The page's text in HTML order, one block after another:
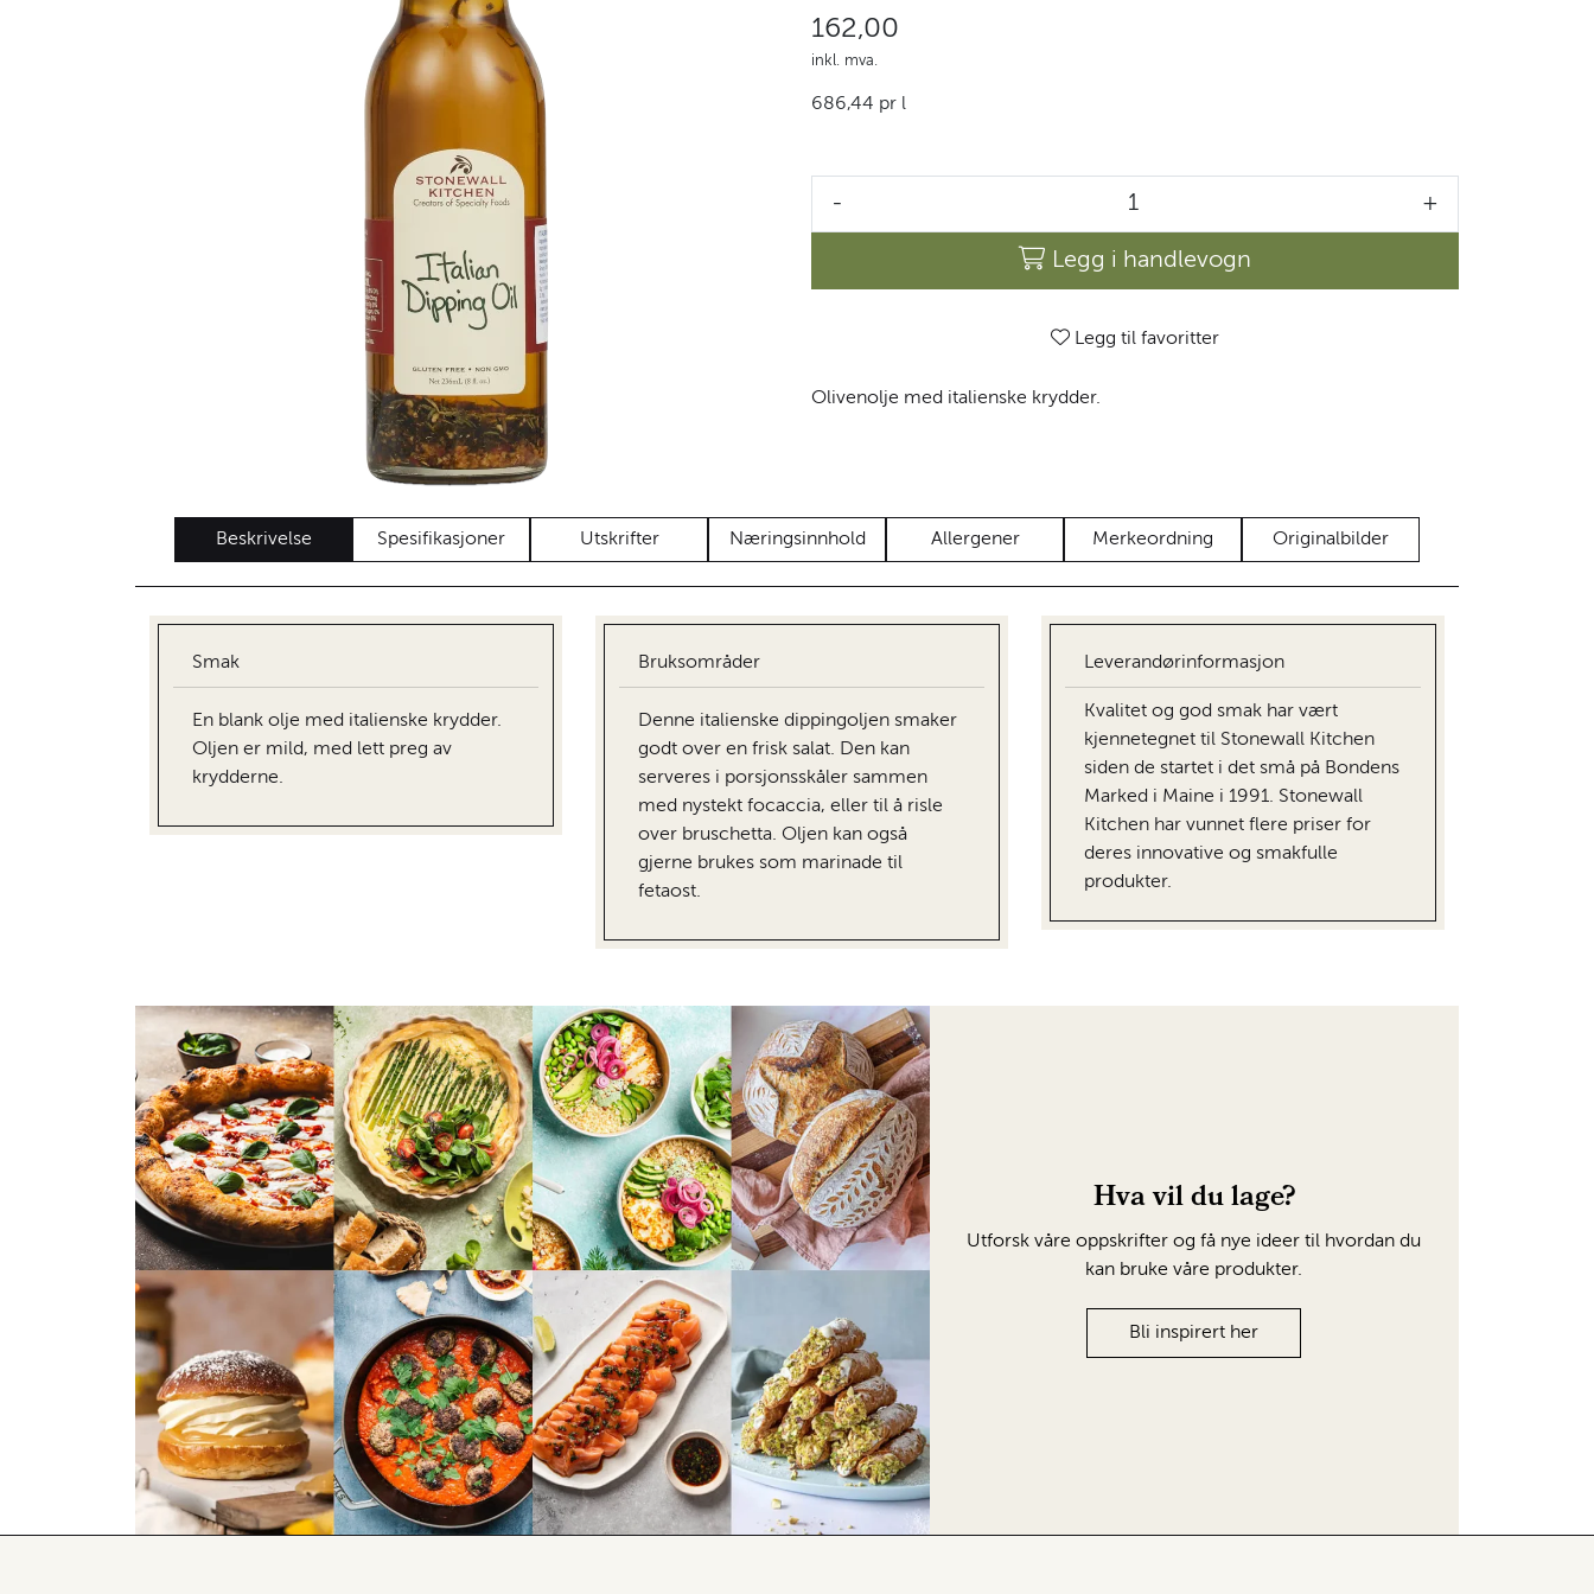
162,00
inkl. mva.
686,44 pr l
- +
Legg i handlevogn
Legg til favoritter
Olivenolje med italienske krydder.
Beskrivelse Spesifikasjoner Utskrifter Næringsinnhold Allergener Merkeordning Originalbilder
Smak
En blank olje med italienske krydder.
Oljen er mild, med lett preg av
krydderne.
Bruksområder
Denne italienske dippingoljen smaker
godt over en frisk salat. Den kan
serveres i porsjonsskåler sammen
med nystekt focaccia, eller til å risle
over bruschetta. Oljen kan også
gjerne brukes som marinade til
fetaost.
Leverandørinformasjon
Kvalitet og god smak har vært
kjennetegnet til Stonewall Kitchen
siden de startet i det små på Bondens
Marked i Maine i 1991. Stonewall
Kitchen har vunnet flere priser for
deres innovative og smakfulle
produkter.
Hva vil du lage?
Utforsk våre oppskrifter og få nye ideer til hvordan du
kan bruke våre produkter.
Bli inspirert her